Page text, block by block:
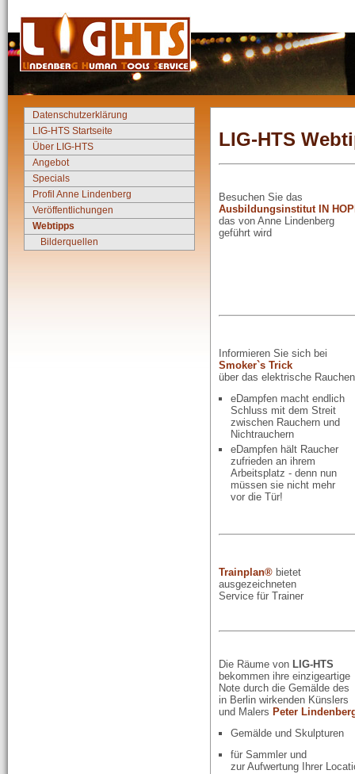
Datenschutzerklärung
LIG-HTS Startseite
Über LIG-HTS
Angebot
Specials
Profil Anne Lindenberg
Veröffentlichungen
Webtipps
Bilderquellen
LIG-HTS
Besuchen Sie das
Ausbildungsinstitut IN
das von Anne Lindenberg
geführt wird
Informieren Sie sich bei
Smoker`s Trick
über das elektrische
eDampfen macht endlich
Schluss mit dem Streit
zwischen Rauchern und
Nichtrauchern
eDampfen hält Raucher
zufrieden an ihrem
Arbeitsplatz - denn nun
müssen sie nicht mehr
vor die Tür!
Trainplan® bietet
ausgezeichneten
Service für Trainer
Die Räume von LIG-HTS
bekommen ihre einzigeartige
Note durch die Gemälde des
in Berlin wirkenden Künslers
und Malers Peter
Gemälde und Skulpturen
für Sammler und
zur Aufwertung Ihrer